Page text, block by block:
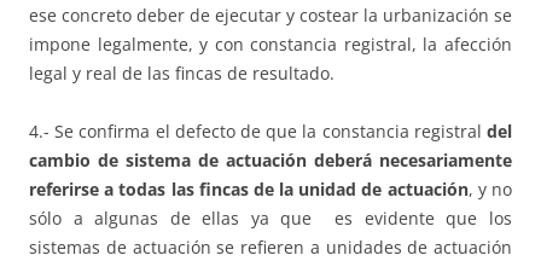
ese concreto deber de ejecutar y costear la urbanización se
impone legalmente, y con constancia registral, la afección
legal y real de las fincas de resultado.
4.- Se confirma el defecto de que la constancia registral del
cambio de sistema de actuación deberá necesariamente
referirse a todas las fincas de la unidad de actuación, y no
sólo a algunas de ellas ya que es evidente que los
sistemas de actuación se refieren a unidades de actuación